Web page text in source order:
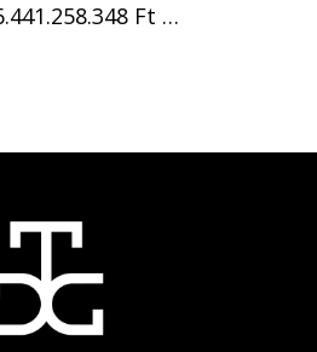
Ft …